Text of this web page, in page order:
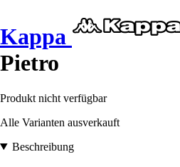
Kappa
Pietro
Produkt nicht verfügbar
Alle Varianten ausverkauft
Beschreibung